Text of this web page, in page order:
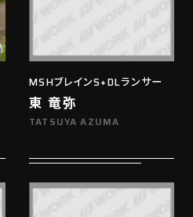
MSHブレインS+DLランサー
東 竜弥
TATSUYA AZUMA